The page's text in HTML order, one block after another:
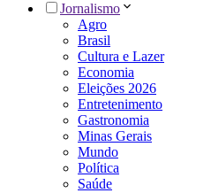
Jornalismo
Agro
Brasil
Cultura e Lazer
Economia
Eleições 2026
Entretenimento
Gastronomia
Minas Gerais
Mundo
Política
Saúde